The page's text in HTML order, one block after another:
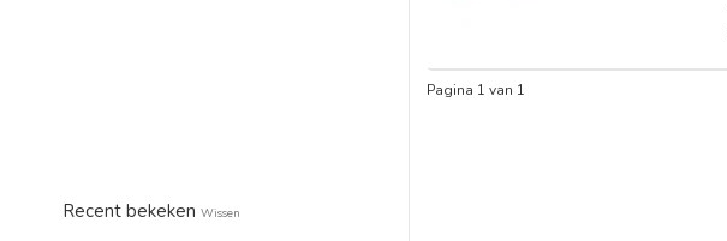
Recent bekeken Wissen
Pagina 1 van 1